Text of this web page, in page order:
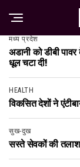
मध्य प्रदेश
अडानी को डीबी
धूल चटा दी!
HEALTH
विकसित देशों ने
सुख-दुख
सस्ते सेवकों की तलाश